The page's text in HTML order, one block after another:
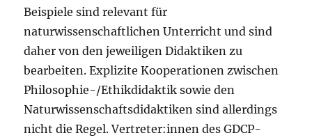
Beispiele sind relevant für
naturwissenschaftlichen Unterricht und sind
daher von den jeweiligen Didaktiken zu
bearbeiten. Explizite Kooperationen zwischen
Philosophie-/Ethikdidaktik sowie den
Naturwissenschaftsdidaktiken sind allerdings
nicht die Regel. Vertreter:innen des GDCP-